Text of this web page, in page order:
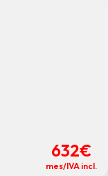
632€
mes/IVA incl.